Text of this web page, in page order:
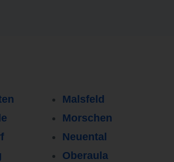
Malsfeld
Morschen
Neuental
Oberaula